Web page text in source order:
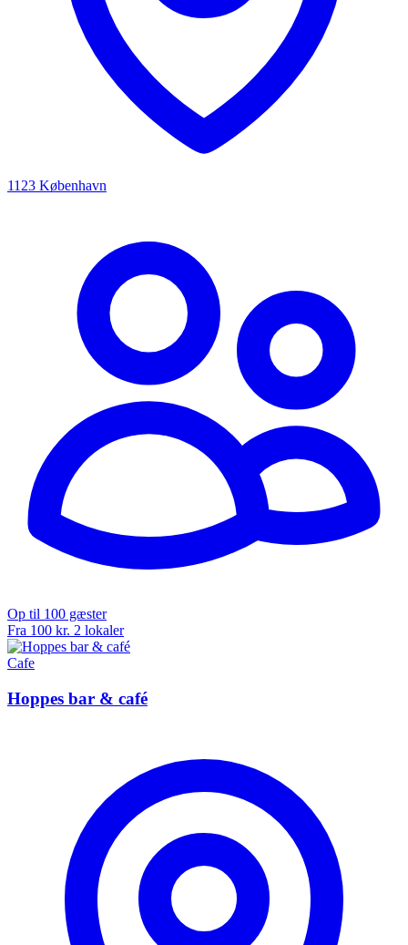
1123 København
Op til 100 gæster
Fra 100 kr. 2 lokaler
Cafe
Hoppes bar & café